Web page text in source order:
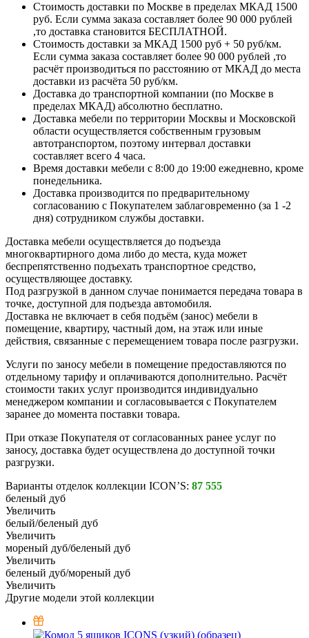
Стоимость доставки по Москве в пределах МКАД 1500
руб. Если сумма заказа составляет более 90 000 рублей
,то доставка становится БЕСПЛАТНОЙ.
Стоимость доставки за МКАД 1500 руб + 50 руб/км.
Если сумма заказа составляет более 90 000 рублей ,то
расчёт производиться по расстоянию от МКАД до места
доставки из расчёта 50 руб/км.
Доставка до транспортной компании (по Москве в
пределах МКАД) абсолютно бесплатно.
Доставка мебели по территории Москвы и Московской
области осуществляется собственным грузовым
автотранспортом, поэтому интервал доставки
составляет всего 4 часа.
Время доставки мебели с 8:00 до 19:00 ежедневно, кроме
понедельника.
Доставка производится по предварительному
согласованию с Покупателем заблаговременно (за 1 -2
дня) сотрудником службы доставки.
Доставка мебели осуществляется до подъезда
многоквартирного дома либо до места, куда может
беспрепятственно подъехать транспортное средство,
осуществляющее доставку.
Под разгрузкой в данном случае понимается передача товара в
точке, доступной для подъезда автомобиля.
Доставка не включает в себя подъём (занос) мебели в
помещение, квартиру, частный дом, на этаж или иные
действия, связанные с перемещением товара после разгрузки.
Услуги по заносу мебели в помещение предоставляются по
отдельному тарифу и оплачиваются дополнительно. Расчёт
стоимости таких услуг производится индивидуально
менеджером компании и согласовывается с Покупателем
заранее до момента поставки товара.
При отказе Покупателя от согласованных ранее услуг по
заносу, доставка будет осуществлена до доступной точки
разгрузки.
Варианты отделок коллекции ICON’S: 87 555
беленый дуб
Увеличить
белый/беленый дуб
Увеличить
мореный дуб/беленый дуб
Увеличить
беленый дуб/мореный дуб
Увеличить
Другие модели этой коллекции